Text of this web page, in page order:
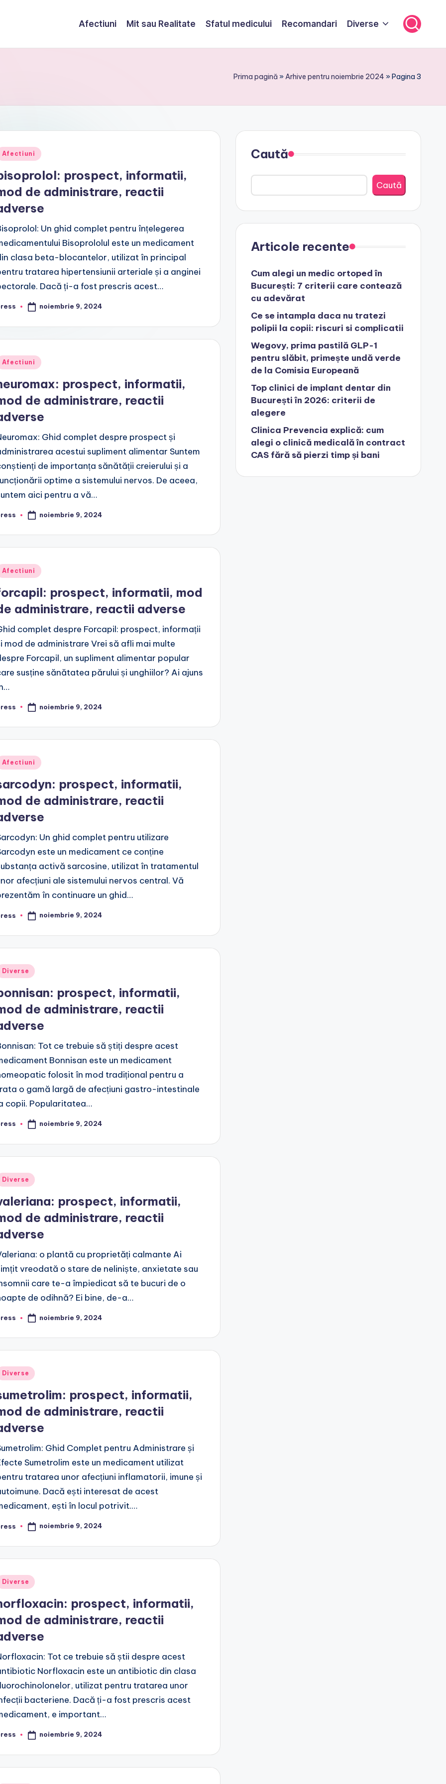
Afectiuni Mit sau Realitate Sfatul medicului Recomandari Diverse
Prima pagină »Arhive pentru noiembrie 2024 »Pagina 3
Afectiuni
prospect, informatii,
de administrare, reactii
Un ghid complet pentru înțelegerea
Bisoprololul este un medicament
clasa beta-blocantelor, utilizat în principal
tratarea hipertensiunii arteriale și a anginei
Dacă ți-a fost prescris acest…
noiembrie 9, 2024
Afectiuni
prospect, informatii,
de administrare, reactii
Ghid complet despre prospect și
acestui supliment alimentar Suntem
de importanța sănătății creierului și a
optime a sistemului nervos. De aceea,
aici pentru a vă…
noiembrie 9, 2024
Afectiuni
prospect, informatii, mod
administrare, reactii adverse
complet despre Forcapil: prospect, informații
mod de administrare Vrei să afli mai multe
Forcapil, un supliment alimentar popular
susține sănătatea părului și unghiilor? Ai ajuns
noiembrie 9, 2024
Afectiuni
prospect, informatii,
de administrare, reactii
Un ghid complet pentru utilizare
este un medicament ce conține
activă sarcosine, utilizat în tratamentul
afecțiuni ale sistemului nervos central. Vă
în continuare un ghid…
noiembrie 9, 2024
Diverse
prospect, informatii,
de administrare, reactii
Tot ce trebuie să știți despre acest
Bonnisan este un medicament
folosit în mod tradițional pentru a
o gamă largă de afecțiuni gastro-intestinale
copii. Popularitatea…
noiembrie 9, 2024
Diverse
prospect, informatii,
de administrare, reactii
o plantă cu proprietăți calmante Ai
vreodată o stare de neliniște, anxietate sau
care te-a împiedicat să te bucuri de o
de odihnă? Ei bine, de-a…
noiembrie 9, 2024
Diverse
prospect, informatii,
de administrare, reactii
Ghid Complet pentru Administrare și
Sumetrolim este un medicament utilizat
tratarea unor afecțiuni inflamatorii, imune și
Dacă ești interesat de acest
ești în locul potrivit.…
noiembrie 9, 2024
Diverse
prospect, informatii,
de administrare, reactii
Tot ce trebuie să știi despre acest
Norfloxacin este un antibiotic din clasa
utilizat pentru tratarea unor
bacteriene. Dacă ți-a fost prescris acest
e important…
noiembrie 9, 2024
Caută
Caută
Articole recente
Cum alegi un medic ortoped în
București: 7 criterii care contează
cu adevărat
Ce se intampla daca nu tratezi
polipii la copii: riscuri si complicatii
Wegovy, prima pastilă GLP-1
pentru slăbit, primește undă verde
de la Comisia Europeană
Top clinici de implant dentar din
București în 2026: criterii de
alegere
Clinica Prevencia explică: cum
alegi o clinică medicală în contract
CAS fără să pierzi timp și bani